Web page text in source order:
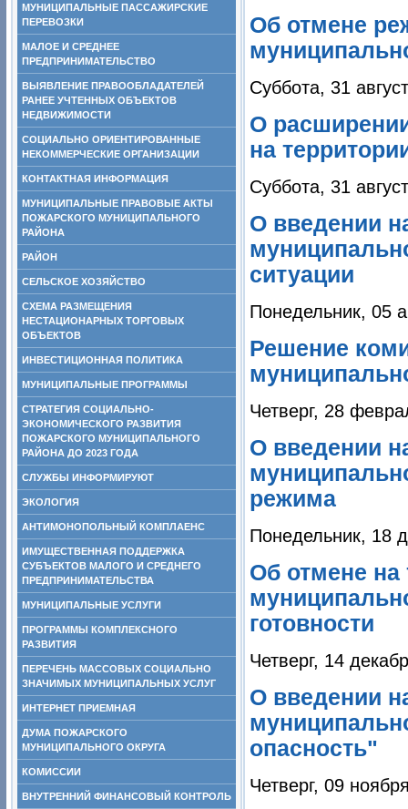
МУНИЦИПАЛЬНЫЕ ПАССАЖИРСКИЕ
ПЕРЕВОЗКИ
МАЛОЕ И СРЕДНЕЕ
ПРЕДПРИНИМАТЕЛЬСТВО
ВЫЯВЛЕНИЕ ПРАВООБЛАДАТЕЛЕЙ
РАНЕЕ УЧТЕННЫХ ОБЪЕКТОВ
НЕДВИЖИМОСТИ
СОЦИАЛЬНО ОРИЕНТИРОВАННЫЕ
НЕКОММЕРЧЕСКИЕ ОРГАНИЗАЦИИ
КОНТАКТНАЯ ИНФОРМАЦИЯ
МУНИЦИПАЛЬНЫЕ ПРАВОВЫЕ АКТЫ
ПОЖАРСКОГО МУНИЦИПАЛЬНОГО
РАЙОНА
РАЙОН
СЕЛЬСКОЕ ХОЗЯЙСТВО
СХЕМА РАЗМЕЩЕНИЯ
НЕСТАЦИОНАРНЫХ ТОРГОВЫХ
ОБЪЕКТОВ
ИНВЕСТИЦИОННАЯ ПОЛИТИКА
МУНИЦИПАЛЬНЫЕ ПРОГРАММЫ
СТРАТЕГИЯ СОЦИАЛЬНО-
ЭКОНОМИЧЕСКОГО РАЗВИТИЯ
ПОЖАРСКОГО МУНИЦИПАЛЬНОГО
РАЙОНА ДО 2023 ГОДА
СЛУЖБЫ ИНФОРМИРУЮТ
ЭКОЛОГИЯ
АНТИМОНОПОЛЬНЫЙ КОМПЛАЕНС
ИМУЩЕСТВЕННАЯ ПОДДЕРЖКА
СУБЪЕКТОВ МАЛОГО И СРЕДНЕГО
ПРЕДПРИНИМАТЕЛЬСТВА
МУНИЦИПАЛЬНЫЕ УСЛУГИ
ПРОГРАММЫ КОМПЛЕКСНОГО
РАЗВИТИЯ
ПЕРЕЧЕНЬ МАССОВЫХ СОЦИАЛЬНО
ЗНАЧИМЫХ МУНИЦИПАЛЬНЫХ УСЛУГ
ИНТЕРНЕТ ПРИЕМНАЯ
ДУМА ПОЖАРСКОГО
МУНИЦИПАЛЬНОГО ОКРУГА
КОМИССИИ
ВНУТРЕННИЙ ФИНАНСОВЫЙ КОНТРОЛЬ
Об отмене
Суббота, 31
О
на
Суббота, 31
О введении
ситуации
Понедельник, 05
Решение
Четверг, 28
О введении
режима
Понедельник, 18
Об отмене на
готовности
Четверг, 14
О введении
опасность"
Четверг, 09